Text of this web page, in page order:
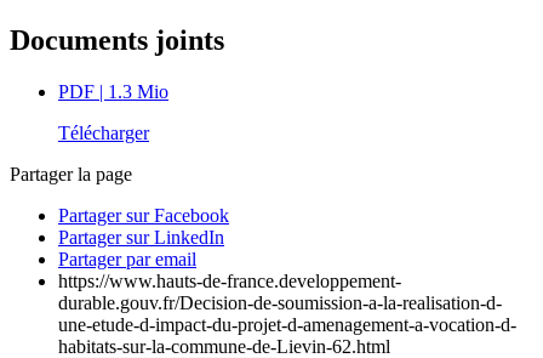
Documents joints
PDF | 1.3 Mio
Télécharger
Partager la page
Partager sur Facebook
Partager sur LinkedIn
Partager par email
https://www.hauts-de-france.developpement-
durable.gouv.fr/Decision-de-soumission-a-la-realisation-d-
une-etude-d-impact-du-projet-d-amenagement-a-vocation-d-
habitats-sur-la-commune-de-Lievin-62.html